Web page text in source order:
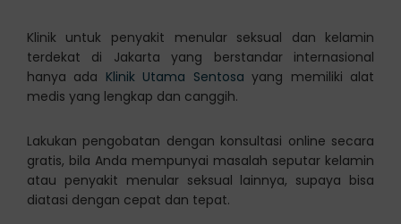
Klinik untuk penyakit menular seksual dan kelamin
terdekat di Jakarta yang berstandar internasional
hanya ada Klinik Utama Sentosa yang memiliki alat
medis yang lengkap dan canggih.
Lakukan pengobatan dengan konsultasi online secara
gratis, bila Anda mempunyai masalah seputar kelamin
atau penyakit menular seksual lainnya, supaya bisa
diatasi dengan cepat dan tepat.